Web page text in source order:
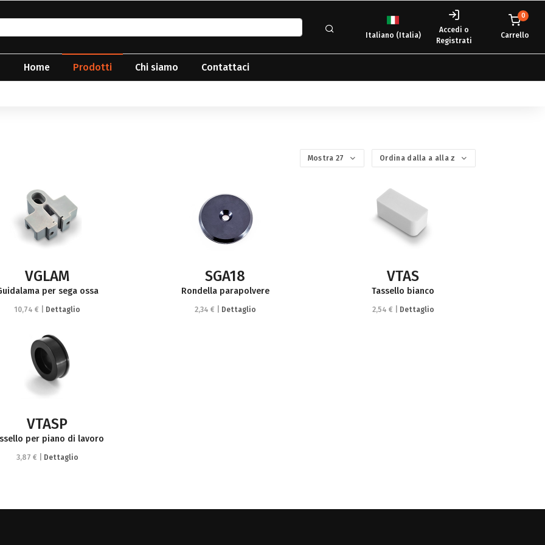
Italiano (Italia)
Accedi o
Registrati
0
Carrello
Home Prodotti Chi siamo Contattaci
Mostra 27 Ordina dalla a alla z
VGLAM
per sega ossa
10,74 € | Dettaglio
SGA18
Rondella parapolvere
2,34 € | Dettaglio
VTAS
Tassello bianco
2,54 € | Dettaglio
VTASP
per piano di lavoro
3,87 € | Dettaglio